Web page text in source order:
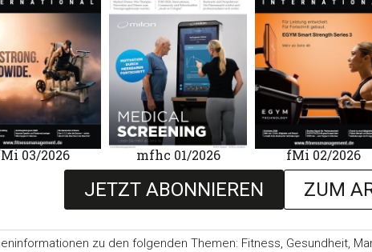
03/2026 mfhc 01/2026 fMi 02/2026
JETZT ABONNIEREN ZUM
zu den folgenden Themen: Fitness, Gesundheit,